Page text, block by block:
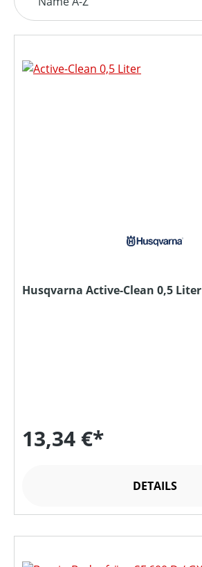
Husqvarna Active-Clean 0,5 Liter
13,34 €*
DETAILS